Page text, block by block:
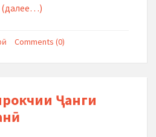
(далее…)
Comments (0)
Ҷанги